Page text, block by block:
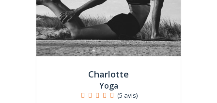
Charlotte
Yoga
(5 avis)